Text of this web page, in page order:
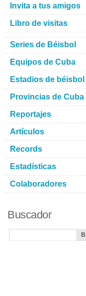
Invita a tus amigos
Libro de visitas
Series de Béisbol
Equipos de Cuba
Estadios de béisbol
Provincias de Cuba
Reportajes
Artículos
Records
Estadísticas
Colaboradores
Buscador